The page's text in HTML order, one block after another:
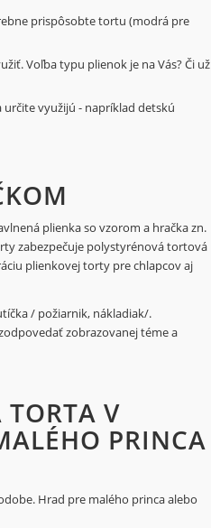
prispôsobte tortu (modrá pre
Voľba typu plienok je na Vás? Či už
využijú - napríklad detskú
plienka so vzorom a hračka zn.
zabezpečuje polystyrénová tortová
plienkovej torty pre chlapcov aj
/ požiarnik, nákladiak/.
zobrazovanej téme a
V
PRINCA
Hrad pre malého princa alebo